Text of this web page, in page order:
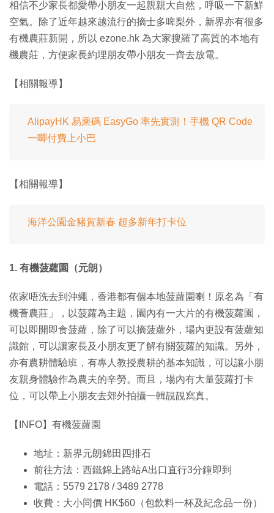
相信不少家長都愛帶小朋友一起親親大自然，呼吸一下新鮮
空氣。除了近年越來越流行的摘士多啤梨外，新界亦有很多
有機農莊新開，所以 ezone.hk 為大家搜羅了高質的本地有
機農莊，方便家長約埋朋友帶小朋友一齊去放電。
【相關報導】
AlipayHK 易乘碼 EasyGo 率先實測！手機 QR Code
一唧付費上小巴
【相關報導】
海洋公園金豬賀新春 超多新年打卡位
1. 有機菠蘿園（元朗）
依家唔洗去到沖繩，香港都有個本地菠蘿園喇！原名為「有
機薈農莊」，以菠蘿為主題，園內有一大片的有機菠蘿園，
可以即開即食菠蘿，除了可以摘菠蘿外，場內更設有菠蘿知
識館，可以讓家長及小朋友更了解有關菠蘿的知識。另外，
亦有農耕體驗班，有專人教授農耕的基本知識，可以讓小朋
友親身體驗作為農夫的辛勞。而且，場內有大量菠蘿打卡
位，可以帶上小朋友去郊外拍攝一輯靚靚寫真。
【INFO】有機菠蘿園
地址：新界元朗錦田四排石
前往方法：西鐵錦上路站A出口直行3分鐘即到
電話：5579 2178 / 3489 2778
收費：大小同價 HK$60（包飲料一杯及紀念品一份）